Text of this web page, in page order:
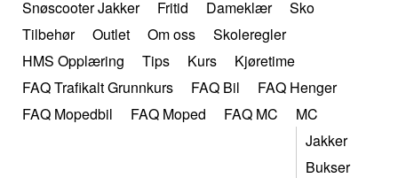
Snøscooter Jakker
Fritid Dameklær
Sko
Tilbehør
Outlet Om oss
Skoleregler
HMS Opplæring
Tips Kurs
Kjøretime
FAQ Trafikalt Grunnkurs
FAQ Bil
FAQ Henger
FAQ Mopedbil
FAQ Moped FAQ MC
MC
Jakker
Bukser